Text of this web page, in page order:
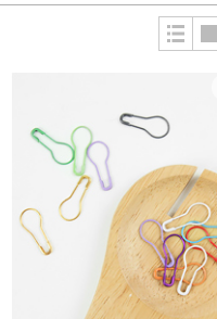
카
인형부자재
비즈/수술/솜방울